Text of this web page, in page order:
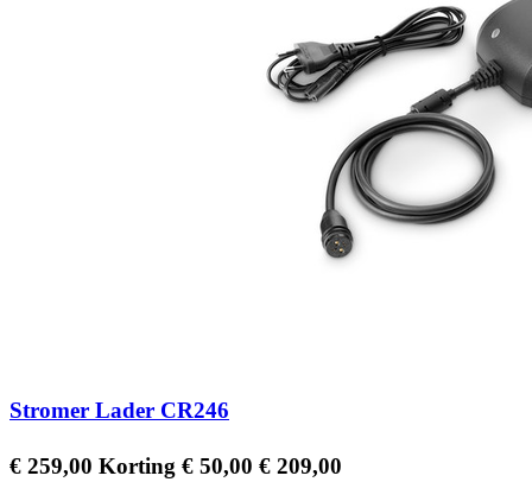
Stromer Lader CR246
Regular
€ 259,00 Korting € 50,00 Prijs
€ 209,00